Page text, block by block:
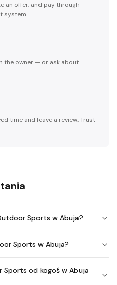
an offer, and pay through
system.
the owner — or ask about
time and leave a review. Trust
Sports w Abuja?
Sports w Abuja?
od kogoś w Abuja